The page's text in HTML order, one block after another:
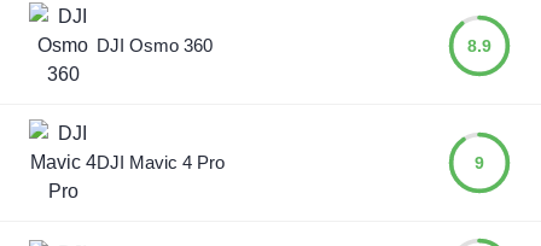
DJI Osmo 360 8.9
DJI Mavic 4 Pro 9